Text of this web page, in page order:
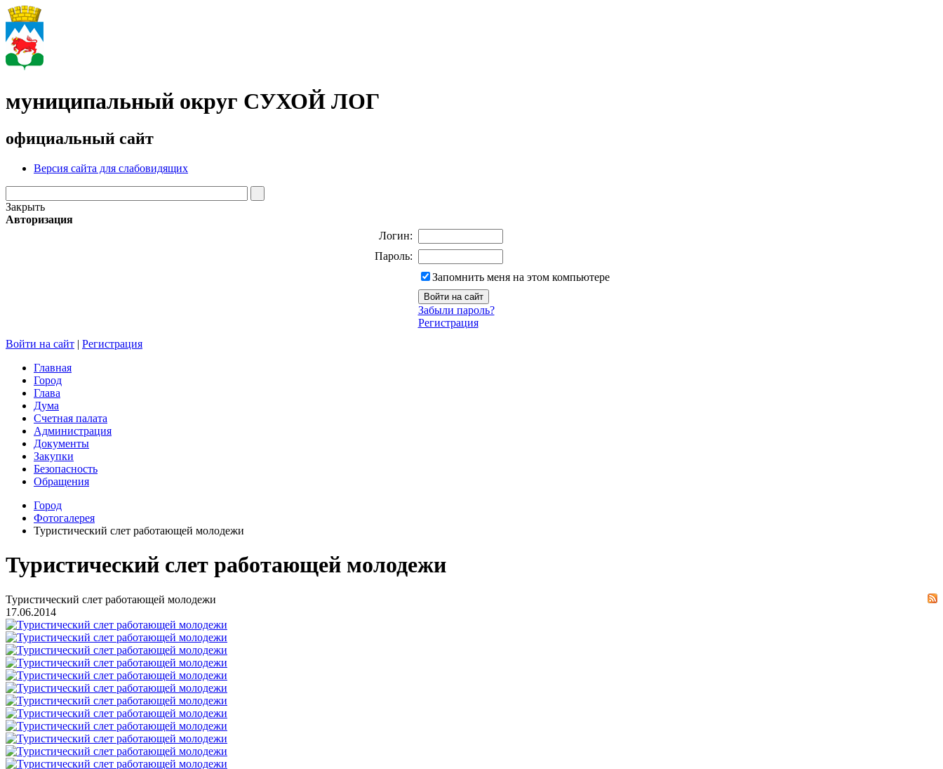
муниципальный округ СУХОЙ ЛОГ
официальный сайт
Версия сайта для слабовидящих
Закрыть
Авторизация
Логин:
Пароль:
Запомнить меня на этом компьютере
Забыли пароль?
Регистрация
Войти на сайт | Регистрация
Главная
Город
Глава
Дума
Счетная палата
Администрация
Документы
Закупки
Безопасность
Обращения
Город
Фотогалерея
Туристический слет работающей молодежи
Туристический слет работающей молодежи
Туристический слет работающей молодежи
17.06.2014